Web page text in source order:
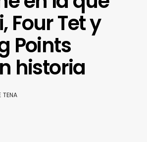
Four Tet y
Points
historia
TENA